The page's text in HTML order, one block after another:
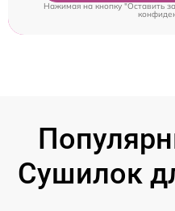
Нажимая на кнопку "Оставить
Сушилок